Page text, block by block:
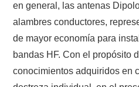
IMÁGENES CRECJ
LA PULGA MERCANTE
en general, las antenas
alambres conductores,
de mayor economía para
bandas HF. Con el propósito
conocimientos adquiridos en